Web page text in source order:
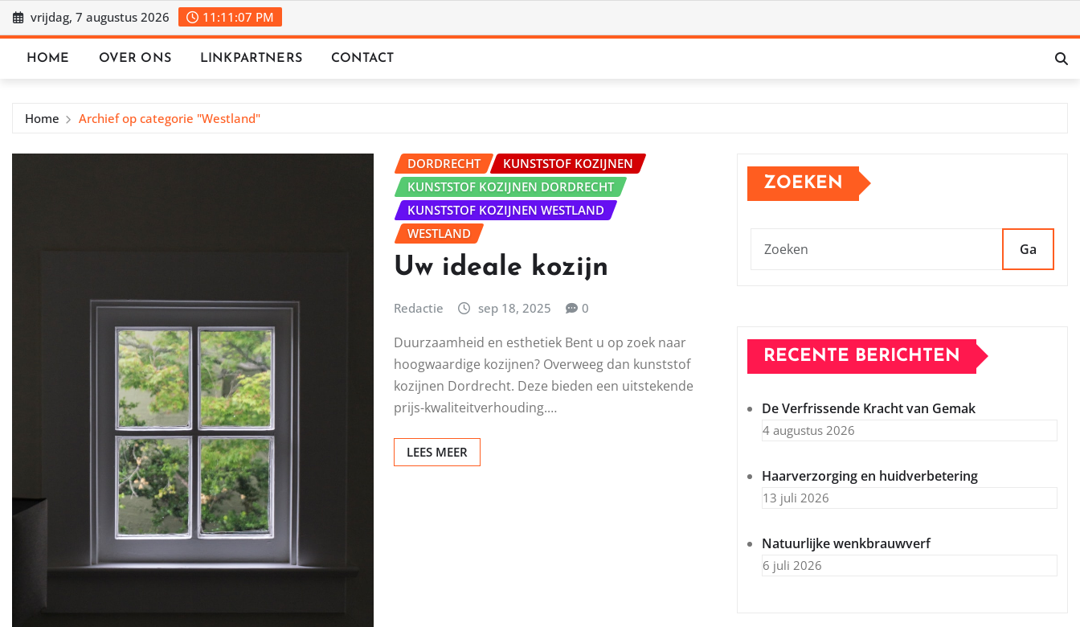
Ga
naar
vrijdag, 7 augustus 2026 11:11:07 PM
HOME OVER ONS LINKPARTNERS CONTACT
Home Archief op categorie "Westland"
DORDRECHT
KUNSTSTOF KOZIJNEN
KUNSTSTOF KOZIJNEN DORDRECHT
KUNSTSTOF KOZIJNEN WESTLAND
WESTLAND
Uw ideale kozijn
Redactie sep 18, 2025 0
Duurzaamheid en esthetiek Bent u op zoek naar
hoogwaardige kozijnen? Overweeg dan kunststof
kozijnen Dordrecht. Deze bieden een uitstekende
prijs-kwaliteitverhouding.…
LEES MEER
ZOEKEN
Ga
RECENTE BERICHTEN
De Verfrissende Kracht van Gemak
4 augustus 2026
Haarverzorging en huidverbetering
13 juli 2026
Natuurlijke wenkbrauwverf
6 juli 2026